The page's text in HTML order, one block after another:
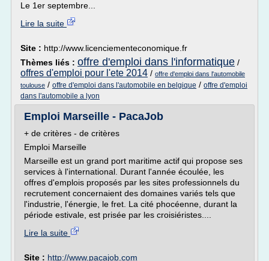
Le 1er septembre...
Lire la suite
Site : http://www.licenciementeconomique.fr
Thèmes liés : offre d'emploi dans l'informatique /
offres d'emploi pour l'ete 2014 / offre d'emploi dans l'automobile
toulouse / offre d'emploi dans l'automobile en belgique / offre d'emploi
dans l'automobile a lyon
Emploi Marseille - PacaJob
+ de critères - de critères
Emploi Marseille
Marseille est un grand port maritime actif qui propose ses
services à l'international. Durant l'année écoulée, les
offres d'emplois proposés par les sites professionnels du
recrutement concernaient des domaines variés tels que
l'industrie, l'énergie, le fret. La cité phocéenne, durant la
période estivale, est prisée par les croisiéristes....
Lire la suite
Site : http://www.pacajob.com